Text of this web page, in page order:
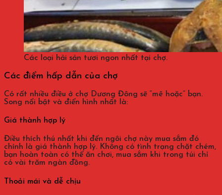
Các loại hải sản tươi ngon nhất tại chợ.
Các điểm hấp dẫn của chợ
Có rất nhiều điều ở chợ Dương Đông sẽ “mê hoặc” bạn.
Song nổi bật và điển hình nhất là:
Giá thành hợp lý
Điều thích thú nhất khi đến ngôi chợ này mua sắm đó
chính là giá thành hợp lý. Không có tình trạng chặt chém,
bạn hoàn toàn có thể ăn chơi, mua sắm khi trong túi chỉ
có vài trăm ngàn đồng.
Thoải mái và dễ chịu